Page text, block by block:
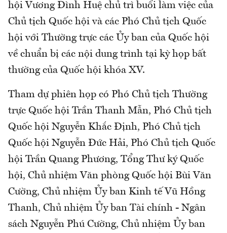
hội Vương Đình Huệ chủ trì buổi làm việc của
Chủ tịch Quốc hội và các Phó Chủ tịch Quốc
hội với Thường trực các Ủy ban của Quốc hội
về chuẩn bị các nội dung trình tại kỳ họp bất
thường của Quốc hội khóa XV.
Tham dự phiên họp có Phó Chủ tịch Thường
trực Quốc hội Trần Thanh Mẫn, Phó Chủ tịch
Quốc hội Nguyễn Khắc Định, Phó Chủ tịch
Quốc hội Nguyễn Đức Hải, Phó Chủ tịch Quốc
hội Trần Quang Phương, Tổng Thư ký Quốc
hội, Chủ nhiệm Văn phòng Quốc hội Bùi Văn
Cường, Chủ nhiệm Ủy ban Kinh tế Vũ Hồng
Thanh, Chủ nhiệm Ủy ban Tài chính - Ngân
sách Nguyễn Phú Cường, Chủ nhiệm Ủy ban